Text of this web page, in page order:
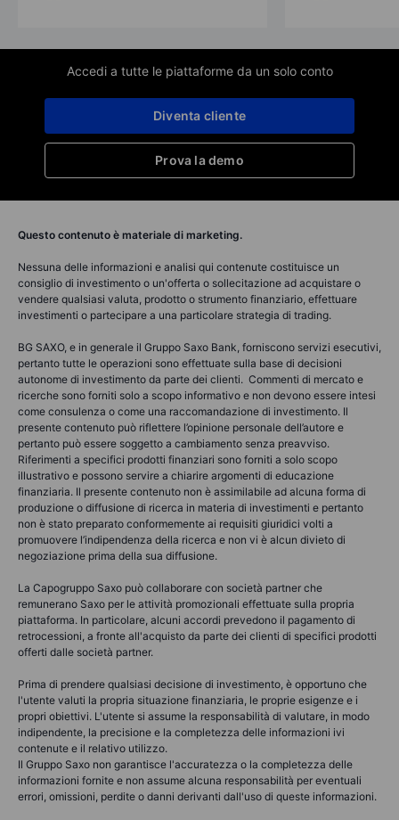
Accedi a tutte le piattaforme da un solo conto
Prova la demo
Diventa cliente
Questo contenuto è materiale di marketing.
Nessuna delle informazioni e analisi qui contenute costituisce un
consiglio di investimento o un'offerta o sollecitazione ad acquistare o
vendere qualsiasi valuta, prodotto o strumento finanziario, effettuare
investimenti o partecipare a una particolare strategia di trading.
BG SAXO, e in generale il Gruppo Saxo Bank, forniscono servizi esecutivi,
pertanto tutte le operazioni sono effettuate sulla base di decisioni
autonome di investimento da parte dei clienti. Commenti di mercato e
ricerche sono forniti solo a scopo informativo e non devono essere intesi
come consulenza o come una raccomandazione di investimento. Il
presente contenuto può riflettere l’opinione personale dell’autore e
pertanto può essere soggetto a cambiamento senza preavviso.
Riferimenti a specifici prodotti finanziari sono forniti a solo scopo
illustrativo e possono servire a chiarire argomenti di educazione
finanziaria. Il presente contenuto non è assimilabile ad alcuna forma di
produzione o diffusione di ricerca in materia di investimenti e pertanto
non è stato preparato conformemente ai requisiti giuridici volti a
promuovere l’indipendenza della ricerca e non vi è alcun divieto di
negoziazione prima della sua diffusione.
La Capogruppo Saxo può collaborare con società partner che
remunerano Saxo per le attività promozionali effettuate sulla propria
piattaforma. In particolare, alcuni accordi prevedono il pagamento di
retrocessioni, a fronte all'acquisto da parte dei clienti di specifici prodotti
offerti dalle società partner.
Prima di prendere qualsiasi decisione di investimento, è opportuno che
l'utente valuti la propria situazione finanziaria, le proprie esigenze e i
propri obiettivi. L'utente si assume la responsabilità di valutare, in modo
indipendente, la precisione e la completezza delle informazioni ivi
contenute e il relativo utilizzo.
Il Gruppo Saxo non garantisce l'accuratezza o la completezza delle
informazioni fornite e non assume alcuna responsabilità per eventuali
errori, omissioni, perdite o danni derivanti dall'uso di queste informazioni.